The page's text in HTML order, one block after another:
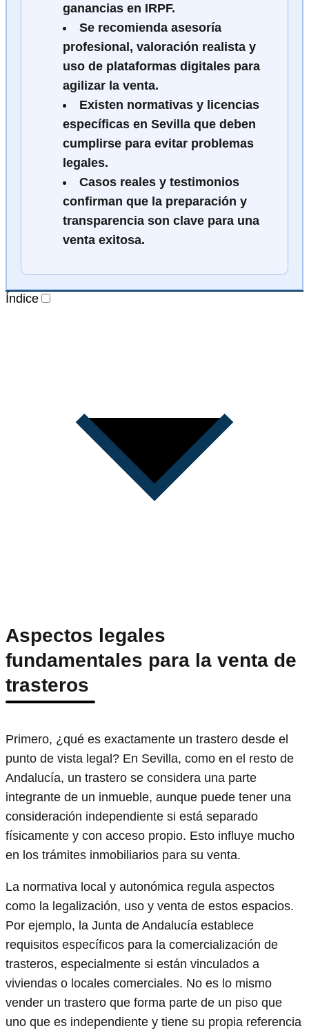
ganancias en IRPF.
Se recomienda asesoría
profesional, valoración realista y
uso de plataformas digitales para
agilizar la venta.
Existen normativas y licencias
específicas en Sevilla que deben
cumplirse para evitar problemas
legales.
Casos reales y testimonios
confirman que la preparación y
transparencia son clave para una
venta exitosa.
Índice
Aspectos legales
fundamentales para la venta de
trasteros
Primero, ¿qué es exactamente un trastero desde el
punto de vista legal? En Sevilla, como en el resto de
Andalucía, un trastero se considera una parte
integrante de un inmueble, aunque puede tener una
consideración independiente si está separado
físicamente y con acceso propio. Esto influye mucho
en los trámites inmobiliarios para su venta.
La normativa local y autonómica regula aspectos
como la legalización, uso y venta de estos espacios.
Por ejemplo, la Junta de Andalucía establece
requisitos específicos para la comercialización de
trasteros, especialmente si están vinculados a
viviendas o locales comerciales. No es lo mismo
vender un trastero que forma parte de un piso que
uno que es independiente y tiene su propia referencia